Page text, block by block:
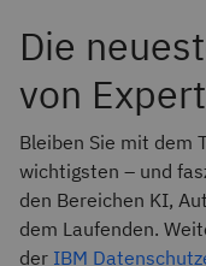
Die
von
Bleiben Sie mit dem
wichtigsten – und
den Bereichen KI,
dem Laufenden.
der IBM